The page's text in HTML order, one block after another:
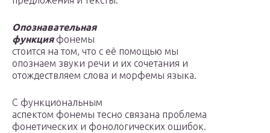
Опознавательная
функцияфонемы
стоится на том, что с её помощью мы
опознаем звуки речи и их сочетания и
отождествляем слова и морфемы языка.
С функциональным
аспектом фонемы тесно связана проблема
фонетических и фонологических ошибок.